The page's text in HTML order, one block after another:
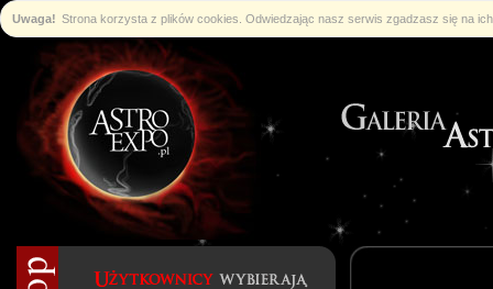
Uwaga! Strona korzysta z plików cookies. Odwiedzając nasz serwis zgadzasz się na